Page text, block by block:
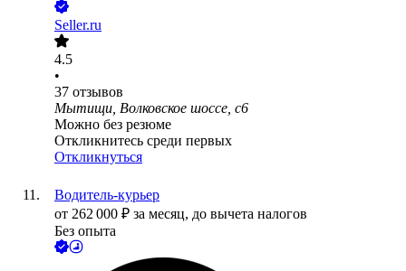
Seller.ru
4.5
•
37 отзывов
Мытищи, Волковское шоссе, с6
Можно без резюме
Откликнитесь среди первых
Откликнуться
Водитель-курьер
от 262 000 ₽ за месяц, до вычета налогов
Без опыта